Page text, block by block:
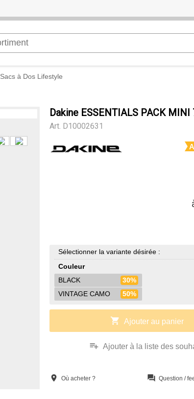
Sacs à Dos Lifestyle
Dakine ESSENTIALS PACK MINI
Art. D10002631
Sélectionner la variante désirée :
Couleur
BLACK
30%
VINTAGE CAMO
50%
shopping_cart Ajouter au panier
playlist_add Ajouter à la liste des
location_on Où acheter ? question_answer Question /